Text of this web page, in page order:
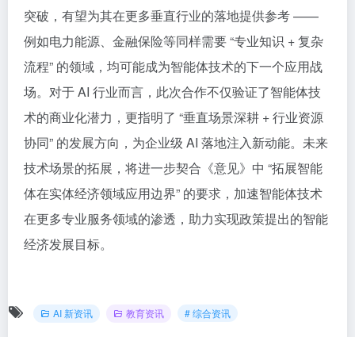
突破，有望为其在更多垂直行业的落地提供参考 ——
例如电力能源、金融保险等同样需要 “专业知识 + 复杂
流程” 的领域，均可能成为智能体技术的下一个应用战
场。对于 AI 行业而言，此次合作不仅验证了智能体技
术的商业化潜力，更指明了 “垂直场景深耕 + 行业资源
协同” 的发展方向，为企业级 AI 落地注入新动能。未来
技术场景的拓展，将进一步契合《意见》中 “拓展智能
体在实体经济领域应用边界” 的要求，加速智能体技术
在更多专业服务领域的渗透，助力实现政策提出的智能
经济发展目标。
AI 新资讯 教育资讯 # 综合资讯